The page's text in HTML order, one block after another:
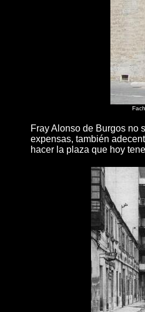
Fray Alonso de Burgos no
expensas, también
hacer la plaza que hoy